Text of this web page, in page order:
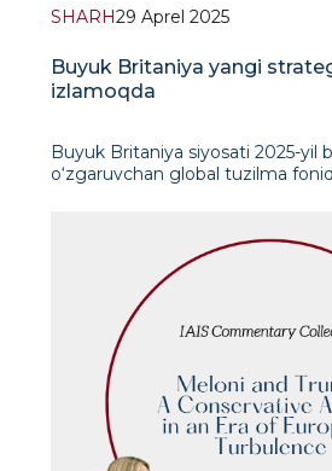
SHARH29 Aprel 2025
Buyuk Britaniya yangi
izlamoqda
Buyuk Britaniya siyosati 2025-yil
o‘zgaruvchan global tuzilma
savdo-iqtisodiy hamkorlikni
Bu nafaqat Brexit’d